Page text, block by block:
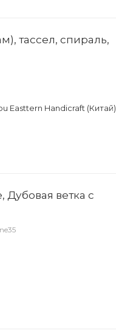
тассел, спираль,
Easttern Handicraft (Китай)
Дубовая ветка с